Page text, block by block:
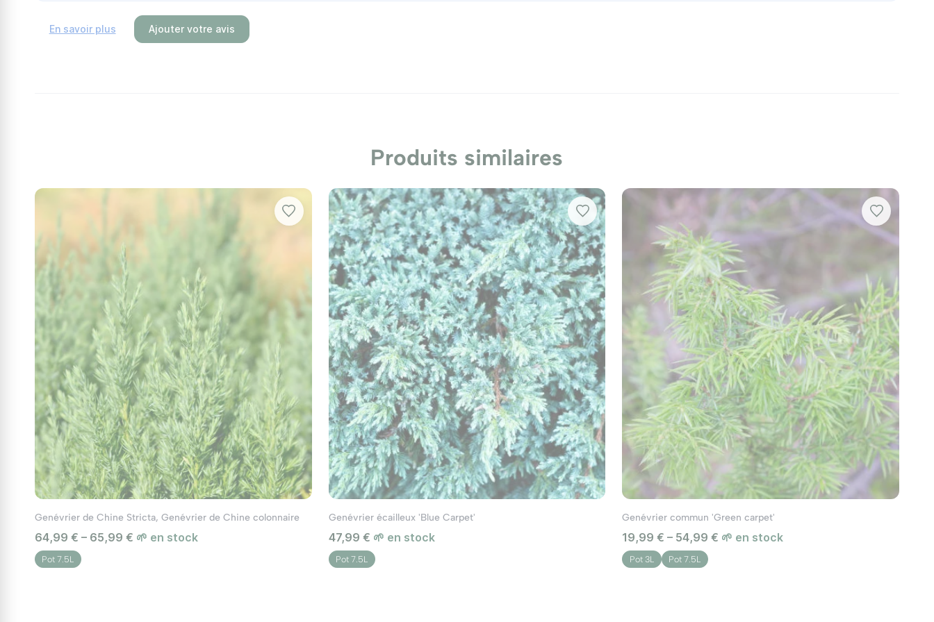
contribuant ainsi à la stabilisation des pentes et à la prévention de l'érosion. Vous pouvez également l'utiliser en bordure ou en massif pour ajouter du volume
et de la couleur. Il est parfait pour les jardins secs, en rocailles ou même en pot sur une terrasse ou un balcon.
En savoir plus Ajouter votre avis
Produits similaires
Genévrier de Chine Stricta, Genévrier de Chine colonnaire
64,99 € – 65,99 € 🌱 en stock
Pot 7.5L
Genévrier écailleux 'Blue Carpet'
47,99 € 🌱 en stock
Pot 7.5L
Genévrier commun 'Green carpet'
19,99 € – 54,99 € 🌱 en stock
Pot 3L Pot 7.5L